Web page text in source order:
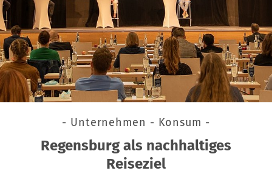
- Unternehmen - Konsum -
Regensburg als nachhaltiges
Reiseziel